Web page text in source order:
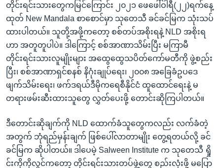
တိုင်းရင်းသားတွေကမြင်ကြောင်း ၂၀၂၁ ဖေဖေါ်ဝါရီ(၂၂)ရက်နေ့
ထုတ် New Mandala စာစောင်မှာ သုတေသီ ခင်ခင်မြက သုံးသပ်
ထားပါတယ်။ သူတို့အဖို့ကတော့ စစ်တပ်အစိုးရနဲ့ NLD အစိုးရ
ဟာ အတူတူပါပဲ။ ဒါကြောင့် စစ်အာဏာသိမ်းပြီး မကြာမီ
တိုင်းရင်းသားလူမျိုးများ အထွေထွေသပိတ်ကော်မတီကို ဖွဲ့စည်း
ပြီး၊ စစ်အာဏာရှင်စနစ် နိဂုံးချုပ်ရေး၊ ၂၀၀၈ အခြေခံဥပဒေ
ဖျက်သိမ်းရေး၊ ဖက်ဒရယ်ဒီမိုကရေစီနိုင်ငံ ထူထောင်ရေးနဲ့ မ
တရားဖမ်းဆီးထားသူတွေ လွှတ်ပေးဖို့ တောင်းဆိုကြပါတယ်။
ဒီတောင်းဆိုချက်ကို NLD ထောက်ခံသူတွေကလည်း လက်ခံတဲ့
အတွက် ဘုံရည်မှန်းချက် ဖြစ်ပေါ်လာတာမျိုး တွေ့ရတယ်လို့ ခင်
ခင်မြက ဆိုပါတယ်။ ဒါပေမဲ့ Salween Institute က သုတေသီ ရှို
င်းကိုကိုလွင်ကတော့ တိုင်းရင်းသားတပ်ဖွဲ့တွေ စည်းလုံးဖို့ မပြော